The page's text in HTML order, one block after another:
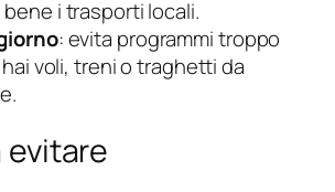
i trasporti locali.
: evita programmi troppo
voli, treni o traghetti da
evitare